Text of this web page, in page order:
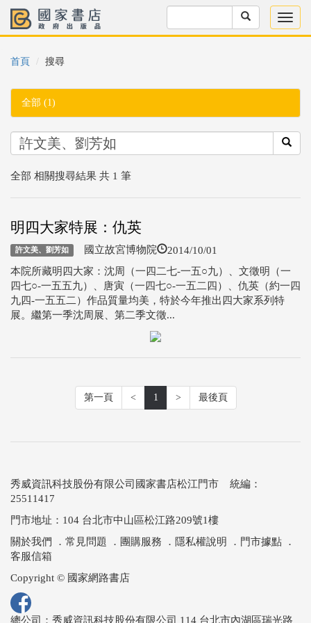
首頁 搜尋
全部 (1)
全部 相關搜尋結果 共 1 筆
明四大家特展：仇英
許文美、劉芳如 國立故宮博物院 2014/10/01
本院所藏明四大家：沈周（一四二七-一五○九）、文徵明（一
四七○-一五五九）、唐寅（一四七○-一五二四）、仇英（約一四
九四-一五五二）作品質量均美，特於今年推出四大家系列特
展。繼第一季沈周展、第二季文徵...
第一頁 < 1 > 最後頁
秀威資訊科技股份有限公司國家書店松江門市 統編：
25511417
門市地址：104 台北市中山區松江路209號1樓
關於我們 ． 常見問題 ． 團購服務 ． 隱私權說明 ． 門市據點 ．
客服信箱
Copyright © 國家網路書店
總公司：秀威資訊科技股份有限公司 114 台北市內湖區瑞光路